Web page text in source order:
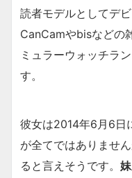
読者モデルとしてデ
CanCamやbisなどの
ミュラーウォッチラ
す。
彼女は2014年6月6日
が全てではありませ
ると言えそうです。